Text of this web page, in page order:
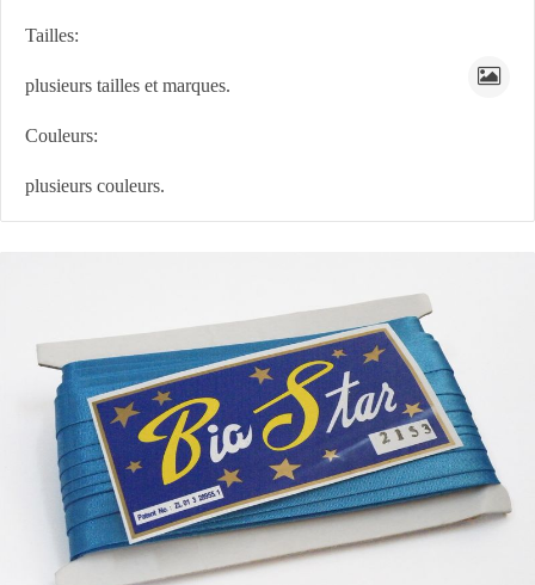
Tailles:
plusieurs tailles et marques.
Couleurs:
plusieurs couleurs.